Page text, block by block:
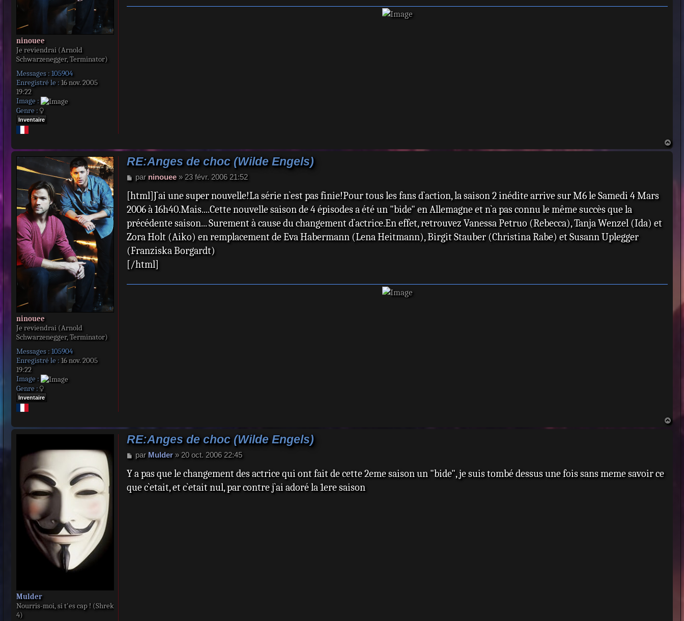
ninouee
Je reviendrai (Arnold
Schwarzenegger, Terminator)
Messages : 105904
Enregistré le : 16 nov. 2005
19:22
Image :
Genre :
Inventaire
a
ninouee
Je reviendrai (Arnold
Schwarzenegger, Terminator)
Messages : 105904
Enregistré le : 16 nov. 2005
19:22
Image :
Genre :
Inventaire
RE:Anges de choc (Wilde Engels)
M
s
s
a
g
par ninouee» 23 févr. 2006 21:52
[html]J`ai une super nouvelle!La série n`est pas finie!Pour tous les fans d`action, la saison 2 inédite arrive sur M6 le Samedi 4 Mars
2006 à 16h40.Mais....Cette nouvelle saison de 4 épisodes a été un "bide" en Allemagne et n`a pas connu le même succès que la
précédente saison... Surement à cause du changement d`actrice.En effet, retrouvez Vanessa Petruo (Rebecca), Tanja Wenzel (Ida) et
Zora Holt (Aiko) en remplacement de Eva Habermann (Lena Heitmann), Birgit Stauber (Christina Rabe) et Susann Uplegger
(Franziska Borgardt)
[/html]
H
Mulder
Nourris-moi, si t'es cap ! (Shrek
4)
RE:Anges de choc (Wilde Engels)
M
s
a
par Mulder» 20 oct. 2006 22:45
Y a pas que le changement des actrice qui ont fait de cette 2eme saison un "bide", je suis tombé dessus une fois sans meme savoir ce
que c`etait, et c`etait nul, par contre j`ai adoré la 1ere saison